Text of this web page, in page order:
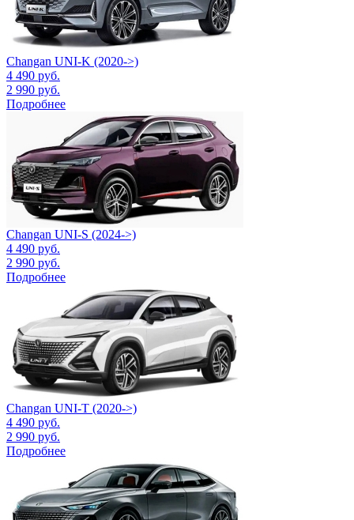
Changan UNI-K (2020->)
4 490 руб.
2 990 руб.
Подробнее
Changan UNI-S (2024->)
4 490 руб.
2 990 руб.
Подробнее
Changan UNI-T (2020->)
4 490 руб.
2 990 руб.
Подробнее